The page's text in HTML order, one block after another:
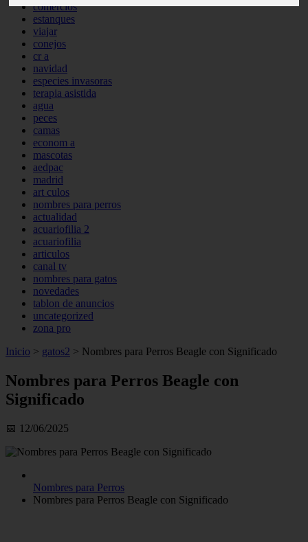
comercios
estanques
viajar
conejos
cr a
navidad
especies invasoras
terapia asistida
agua
peces
camas
econom a
mascotas
aedpac
madrid
art culos
nombres para perros
actualidad
acuariofilia 2
acuariofilia
articulos
canal tv
nombres para gatos
novedades
tablon de anuncios
uncategorized
zona pro
Inicio > gatos2 > Nombres para Perros Beagle con Significado
Nombres para Perros Beagle con
Significado
📅 12/06/2025
Nombres para Perros
Nombres para Perros Beagle con Significado